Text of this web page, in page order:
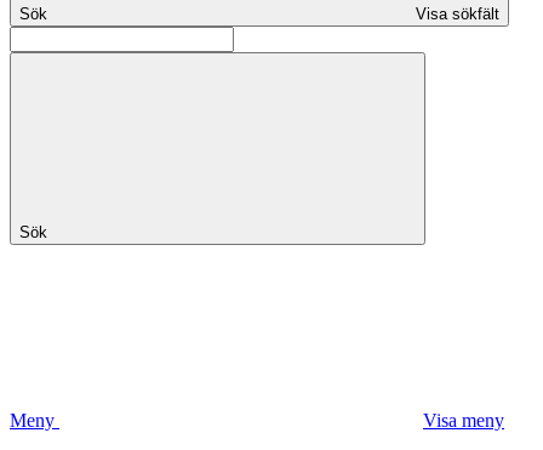
Sök Visa sökfält
Sök
Meny
Visa meny